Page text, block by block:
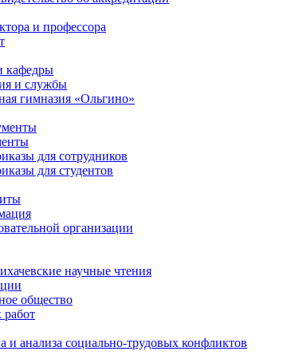
и профессора
кафедры
и службы
гимназия «Ольгино»
для сотрудников
для студентов
организации
научные чтения
общество
и анализа социально-трудовых конфликтов